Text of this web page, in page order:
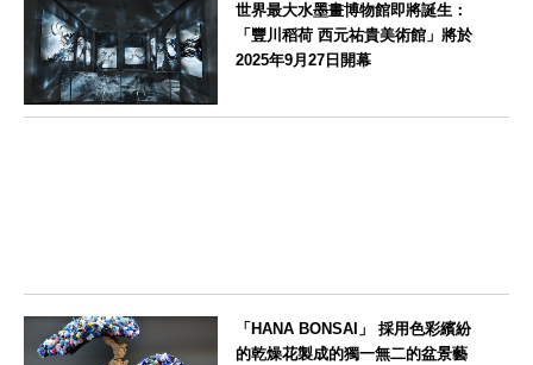
世界最大水墨畫博物館即將誕生：
「豐川稻荷 西元祐貴美術館」將於
2025年9月27日開幕
「HANA BONSAI」 採用色彩繽紛
的乾燥花製成的獨一無二的盆景藝